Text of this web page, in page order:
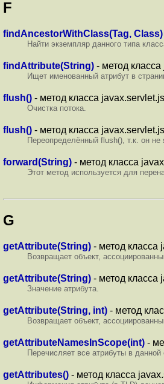
F
findAncestorWithClass(Tag, Class)
Найти экземпляр данного типа
findAttribute(String) - метод
Ищет именованный атрибут в
flush() - метод класса
Очистка потока.
flush() - метод класса
Переопределённый flush(), т.к. он не
forward(String) - метод класса
Этот метод используется для
G
getAttribute(String) - метод класса
Возвращает объект,
getAttribute(String) - метод класса
Значение атрибута.
getAttribute(String, int) - метод
Возвращает объект,
getAttributeNamesInScope(int) -
Перечисляет все атрибуты в данной
getAttributes() - метод класса